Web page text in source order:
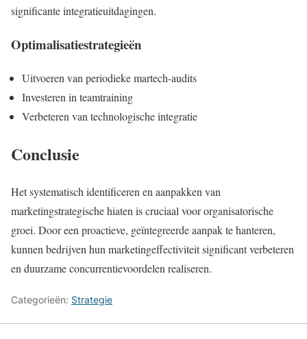
significante integratieuitdagingen.
Optimalisatiestrategieën
Uitvoeren van periodieke martech-audits
Investeren in teamtraining
Verbeteren van technologische integratie
Conclusie
Het systematisch identificeren en aanpakken van
marketingstrategische hiaten is cruciaal voor organisatorische
groei. Door een proactieve, geïntegreerde aanpak te hanteren,
kunnen bedrijven hun marketingeffectiviteit significant verbeteren
en duurzame concurrentievoordelen realiseren.
Categorieën: Strategie